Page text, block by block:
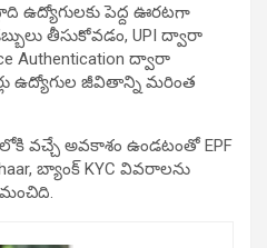
ఉద్యోగులకు పెద్ద ఊరటగా
తీసుకోవడం, UPI ద్వారా
Authentication ద్వారా
ఉద్యోగుల జీవితాన్ని మరింత
వచ్చే అవకాశం ఉండటంతో EPF
బ్యాంక్ KYC వివరాలను